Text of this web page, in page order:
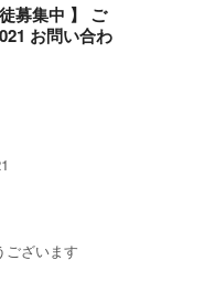
募集中 】 ご
お問い合わ
ございます